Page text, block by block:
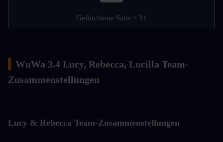
Geflochtene Saite × 31
WuWa 3.4 Lucy, Rebecca, Lucilla Team-
Zusammenstellungen
Lucy & Rebecca Team-Zusammenstellungen